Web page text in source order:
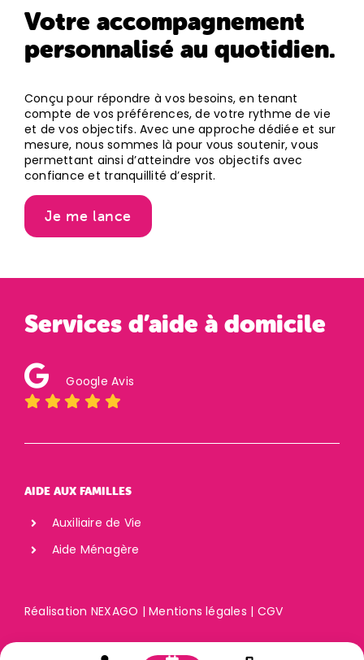
Votre accompagnement
personnalisé au quotidien.
Conçu pour répondre à vos besoins, en tenant
compte de vos préférences, de votre rythme de vie
et de vos objectifs. Avec une approche dédiée et sur
mesure, nous sommes là pour vous soutenir, vous
permettant ainsi d’atteindre vos objectifs avec
confiance et tranquillité d’esprit.
Je me lance
Services d’aide à domicile
Google Avis
AIDE AUX FAMILLES
Auxiliaire de Vie
Aide Ménagère
Réalisation NEXAGO |Mentions légales | CGV